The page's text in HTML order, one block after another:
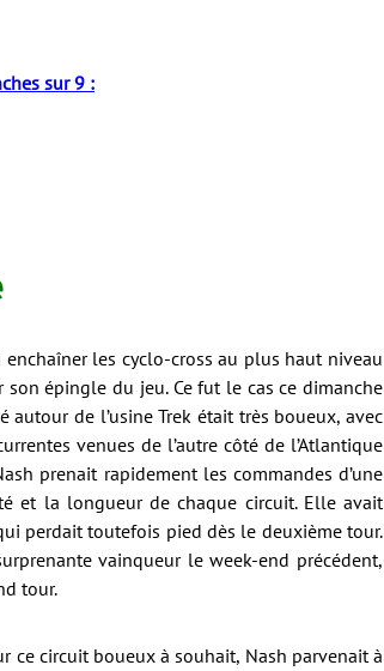
sur 9 :
les cyclo-cross au plus haut niveau
épingle du jeu. Ce fut le cas ce dimanche
autour de l’usine Trek était très boueux, avec
venues de l’autre côté de l’Atlantique
prenait rapidement les commandes d’une
et la longueur de chaque circuit. Elle avait
perdait toutefois pied dès le deuxième tour.
vainqueur le week-end précédent,
tour.
ce circuit boueux à souhait, Nash parvenait à